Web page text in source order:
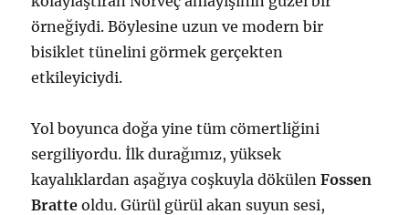
örneğiydi. Böylesine uzun ve modern bir
bisiklet tünelini görmek gerçekten
etkileyiciydi.
Yol boyunca doğa yine tüm cömertliğini
sergiliyordu. İlk durağımız, yüksek
kayalıklardan aşağıya coşkuyla dökülenFossen
Bratte oldu. Gürül gürül akan suyun sesi,